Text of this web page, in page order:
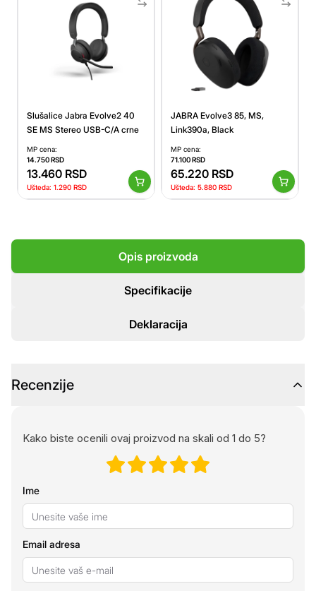
Slušalice Jabra Evolve2 40
SE MS Stereo USB-C/A crne
MP cena:
14.750RSD
13.460 RSD
Ušteda: 1.290 RSD
JABRA Evolve3 85, MS,
Link390a, Black
MP cena:
71.100RSD
65.220 RSD
Ušteda: 5.880 RSD
Opis proizvoda
Specifikacije
Deklaracija
Recenzije
Kako biste ocenili ovaj proizvod na skali od 1 do 5?
Ime
Email adresa